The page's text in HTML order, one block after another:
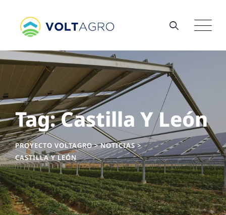
content
Tag: Castilla Y León
PROYECTO VOLTAGRO>NOTICIAS>
CASTILLA Y LEÓN